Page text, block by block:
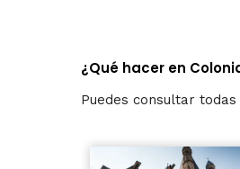
¿Qué hacer en
Puedes consultar